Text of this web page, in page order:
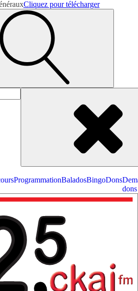
Cliquez pour télécharger
ProgrammationBaladosBingoDons
dons